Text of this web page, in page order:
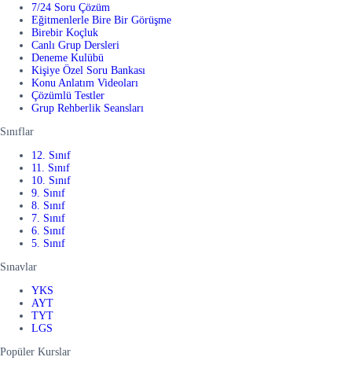
7/24 Soru Çözüm
Eğitmenlerle Bire Bir Görüşme
Birebir Koçluk
Canlı Grup Dersleri
Deneme Kulübü
Kişiye Özel Soru Bankası
Konu Anlatım Videoları
Çözümlü Testler
Grup Rehberlik Seansları
Sınıflar
12. Sınıf
11. Sınıf
10. Sınıf
9. Sınıf
8. Sınıf
7. Sınıf
6. Sınıf
5. Sınıf
Sınavlar
YKS
AYT
TYT
LGS
Popüler Kurslar